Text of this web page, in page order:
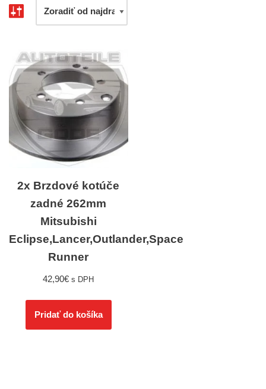
2x Brzdové kotúče
zadné 262mm
Mitsubishi
Eclipse,Lancer,Outlander,Space
Runner
42,90€ s DPH
Pridať do košíka